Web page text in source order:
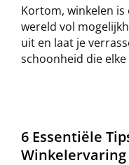
Kortom, winkelen
wereld vol
uit en laat je
schoonheid die
6 Essentiële
Winkelervaring